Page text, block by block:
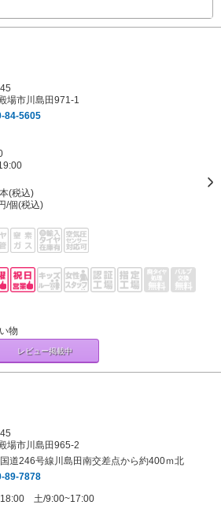
場市川島田971-1
84-5605
(税込)
/個(税込)
物
レビュー掲載中
場市川島田965-2
道246号線川島田南交差点から約400ｍ北
89-7878
土/9:00~17:00